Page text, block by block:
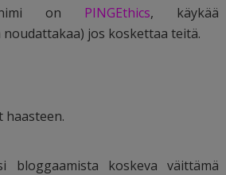
nimi on PINGEthics, käykää
jos koskettaa teitä.
haasteen.
bloggaamista koskeva väittämä